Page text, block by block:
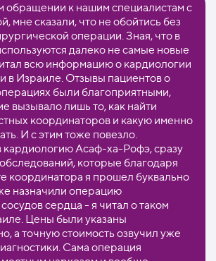
обращении к нашим специалистам с
мне сказали, что не обойтись без
операции. Зная, что в
далеко не самые новые
всю информацию о кардиологии
в Израиле. Отзывы пациентов о
были благоприятными,
вызывало лишь то, как найти
координаторов и какую именно
И с этим тоже повезло.
кардиологию Асаф-ха-Рофэ, сразу
которые благодаря
координатора я прошел буквально
назначили операцию
сердца - я читал о таком
Цены были указаны
а точную стоимость озвучил уже
Сама операция